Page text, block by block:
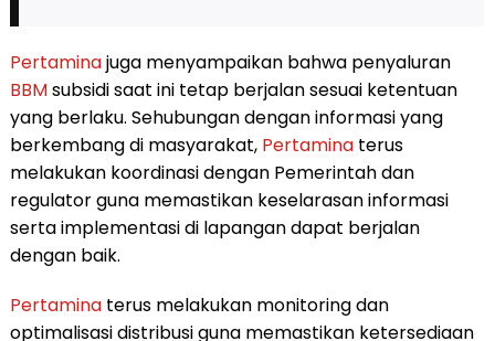
Pertaminajuga menyampaikan bahwa penyaluran
BBMsubsidi saat ini tetap berjalan sesuai ketentuan
yang berlaku. Sehubungan dengan informasi yang
berkembang di masyarakat, Pertaminaterus
melakukan koordinasi dengan Pemerintah dan
regulator guna memastikan keselarasan informasi
serta implementasi di lapangan dapat berjalan
dengan baik.
Pertaminaterus melakukan monitoring dan
optimalisasi distribusi guna memastikan ketersediaan